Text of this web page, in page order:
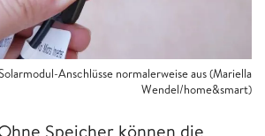
Anschlüsse normalerweise aus (Mariella
Wendel/home&smart)
Speicher können die